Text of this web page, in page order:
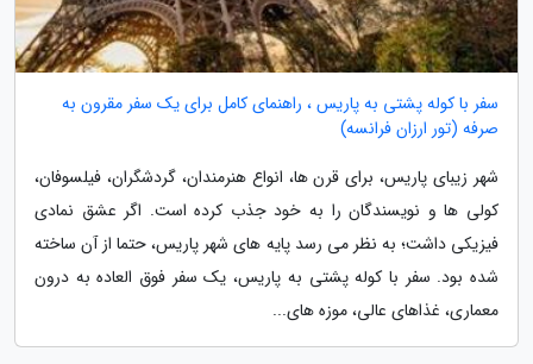
سفر با کوله پشتی به پاریس ، راهنمای کامل برای یک سفر مقرون به
صرفه (تور ارزان فرانسه)
شهر زیبای پاریس، برای قرن ها، انواع هنرمندان، گردشگران، فیلسوفان،
کولی ها و نویسندگان را به خود جذب کرده است. اگر عشق نمادی
فیزیکی داشت؛ به نظر می رسد پایه های شهر پاریس، حتما از آن ساخته
شده بود. سفر با کوله پشتی به پاریس، یک سفر فوق العاده به درون
معماری، غذاهای عالی، موزه های...